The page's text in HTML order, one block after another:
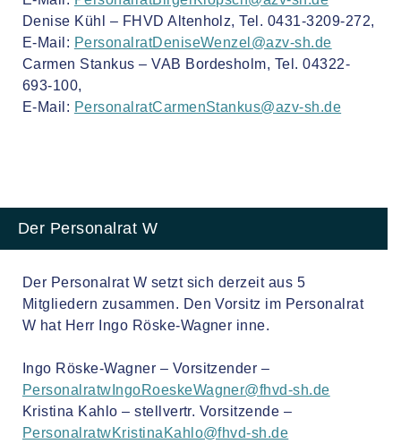
Denise Kühl – FHVD Altenholz, Tel. 0431-3209-272,
E-Mail: PersonalratDeniseWenzel@azv-sh.de
Carmen Stankus – VAB Bordesholm, Tel. 04322-
693-100,
E-Mail: PersonalratCarmenStankus@azv-sh.de
Der Personalrat W
Der Personalrat W setzt sich derzeit aus 5
Mitgliedern zusammen. Den Vorsitz im Personalrat
W hat Herr Ingo Röske-Wagner inne.
Ingo Röske-Wagner – Vorsitzender –
PersonalratwIngoRoeskeWagner@fhvd-sh.de
Kristina Kahlo – stellvertr. Vorsitzende –
PersonalratwKristinaKahlo@fhvd-sh.de